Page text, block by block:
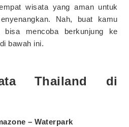
wisata yang aman untuk
Nah, buat kamu
mencoba berkunjung ke
bawah ini.
Thailand di
– Waterpark